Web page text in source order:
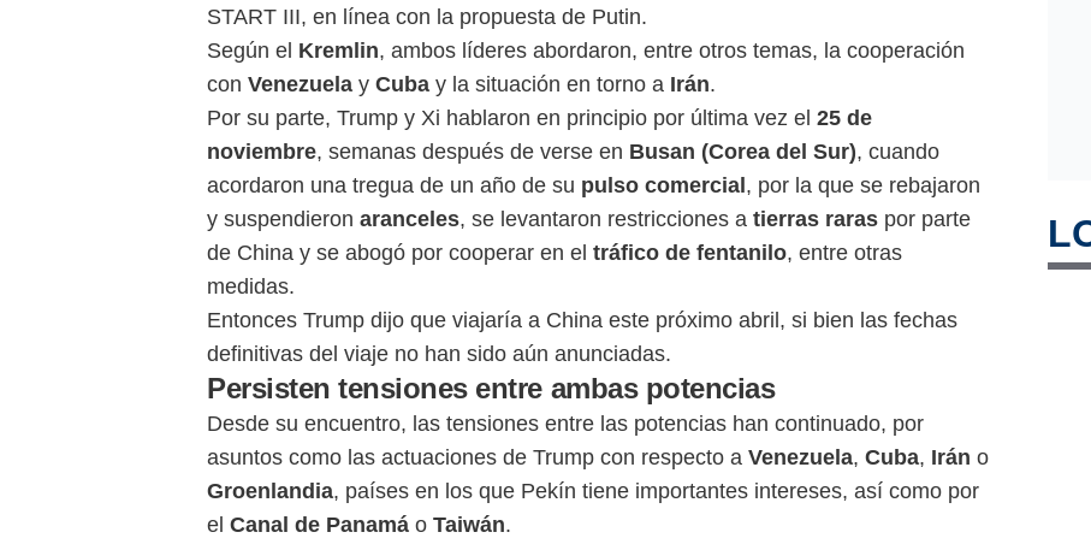
START III, en línea con la propuesta de Putin.
Según el Kremlin, ambos líderes abordaron, entre otros temas, la cooperación
con Venezuela y Cuba y la situación en torno a Irán.
Por su parte, Trump y Xi hablaron en principio por última vez el 25 de
noviembre, semanas después de verse en Busan (Corea del Sur), cuando
acordaron una tregua de un año de su pulso comercial, por la que se rebajaron
y suspendieron aranceles, se levantaron restricciones a tierras raras por parte
de China y se abogó por cooperar en el tráfico de fentanilo, entre otras
medidas.
Entonces Trump dijo que viajaría a China este próximo abril, si bien las fechas
definitivas del viaje no han sido aún anunciadas.
Persisten tensiones entre ambas potencias
Desde su encuentro, las tensiones entre las potencias han continuado, por
asuntos como las actuaciones de Trump con respecto a Venezuela, Cuba, Irán o
Groenlandia, países en los que Pekín tiene importantes intereses, así como por
el Canal de Panamá o Taiwán.